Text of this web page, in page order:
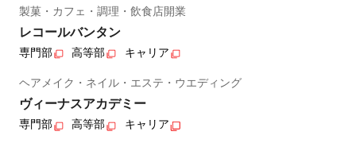
製菓・カフェ・調理・飲食店開業
レコールバンタン
専門部 高等部 キャリア
ヘアメイク・ネイル・エステ・ウエディング
ヴィーナスアカデミー
専門部 高等部 キャリア